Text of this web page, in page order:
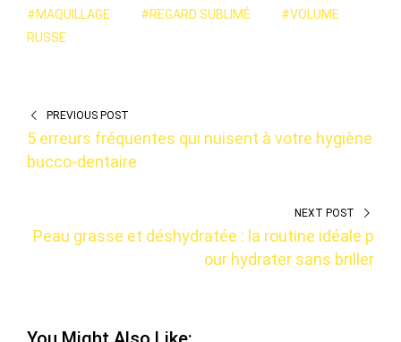
#MAQUILLAGE
#REGARD SUBLIMÉ
#VOLUME
RUSSE
PREVIOUS POST
5 erreurs fréquentes qui nuisent à votre hygiène
bucco-dentaire
NEXT POST
Peau grasse et déshydratée : la routine idéale p
our hydrater sans briller